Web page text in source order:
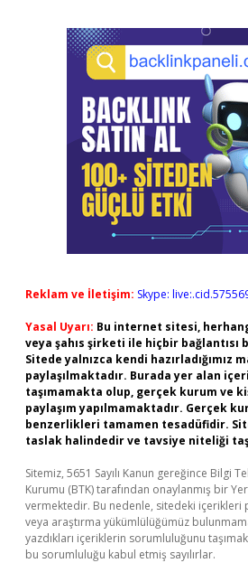
Reklam ve İletişim: Skype:
Yasal Uyarı: Bu internet sitesi,
veya şahıs şirketi ile hiçbir bağlantısı
Sitede yalnızca kendi hazırladığımız
paylaşılmaktadır. Burada yer alan
taşımamakta olup, gerçek kurum ve
paylaşım yapılmamaktadır. Gerçek
benzerlikleri tamamen tesadüfidir.
taslak halindedir ve tavsiye niteliği
Sitemiz, 5651 Sayılı Kanun gereğince Bilgi
Kurumu (BTK) tarafından onaylanmış bir
vermektedir. Bu nedenle, sitedeki
veya araştırma yükümlülüğümüz
yazdıkları içeriklerin sorumluluğunu
bu sorumluluğu kabul etmiş sayılırlar.